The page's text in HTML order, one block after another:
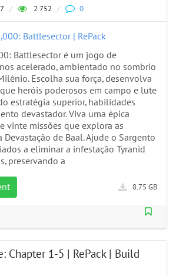
/ 2 752 / 0
Battlesector é um jogo de
acelerado, ambientado no sombrio
Escolha sua força, desenvolva
heróis poderosos em campo e lute
estratégia superior, habilidades
devastador. Viva uma épica
vinte missões que explora as
Devastação de Baal. Ajude o Sargento
a eliminar a infestação Tyranid
preservando a
8.75 GB
Chapter 1-5 | RePack | Build